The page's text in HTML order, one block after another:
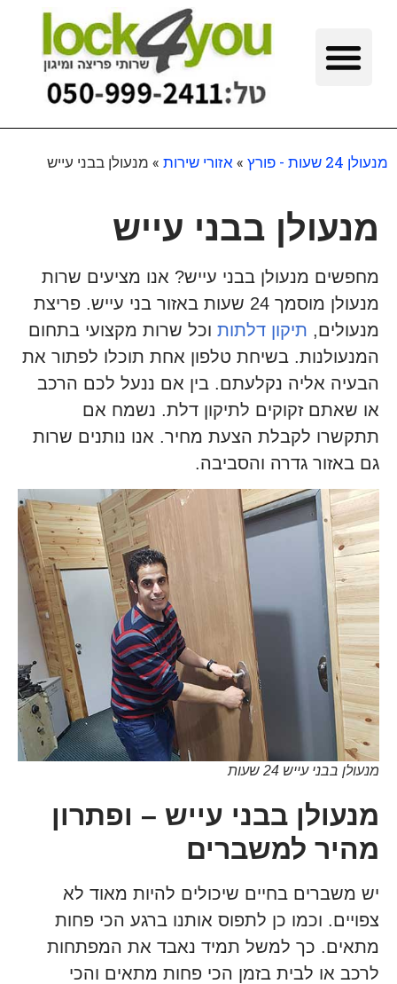
מנעולן 24 שעות - פורץ »אזורי שירות » מנעולן בבני עייש
מנעולן בבני עייש
מחפשים מנעולן בבני עייש? אנו מציעים שרות
מנעולן מוסמך 24 שעות באזור בני עייש. פריצת
מנעולים, תיקון דלתות וכל שרות מקצועי בתחום
המנעולנות. בשיחת טלפון אחת תוכלו לפתור את
הבעיה אליה נקלעתם. בין אם ננעל לכם הרכב
או שאתם זקוקים לתיקון דלת. נשמח אם
תתקשרו לקבלת הצעת מחיר. אנו נותנים שרות
גם באזור גדרה והסביבה.
מנעולן בבני עייש 24 שעות
מנעולן בבני עייש – ופתרון
מהיר למשברים
יש משברים בחיים שיכולים להיות מאוד לא
צפויים. וכמו כן לתפוס אותנו ברגע הכי פחות
מתאים. כך למשל תמיד נאבד את המפתחות
לרכב או לבית בזמן הכי פחות מתאים והכי